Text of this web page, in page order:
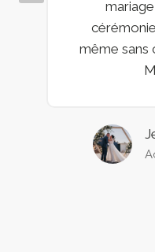
même sans